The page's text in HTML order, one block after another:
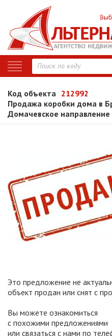
Код объекта 212992
Продажа коробки дома в
Домачевское направление
Это предложение не
объект продан или снят с
Вы можете ознакомиться
с похожими предложениями
или связаться с нами по